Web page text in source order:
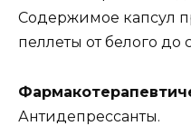
Содержимое капсул
пеллеты от белого до
Антидепрессанты.